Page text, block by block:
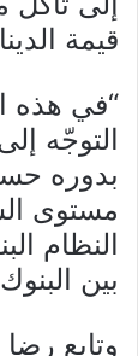
قيمة
“في هذه
التوجّه
بدوره
مستوى
النظام
بين
وتابع